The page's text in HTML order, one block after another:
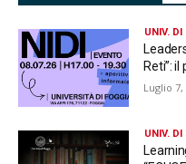
UNIV. DI
Reti”:
Luglio 7,
UNIV. DI